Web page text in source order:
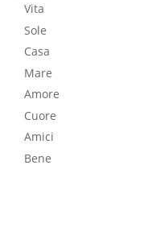
Vita
Sole
Casa
Mare
Amore
Cuore
Amici
Bene